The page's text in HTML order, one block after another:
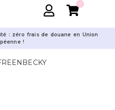
0
: zéro frais de douane en Union
!